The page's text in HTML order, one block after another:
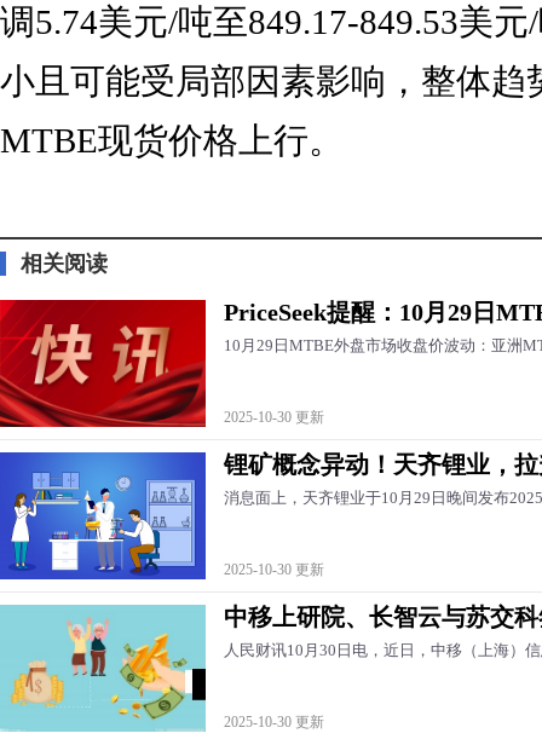
调5.74美元/吨至849.17-849.53美
小且可能受局部因素影响，整体趋
MTBE现货价格上行。
相关阅读
PriceSeek提醒：10月29日
10月29日MTBE外盘市场收盘价波动：亚洲
2025-10-30 更新
锂矿概念异动！天齐锂业，
消息面上，天齐锂业于10月29日晚间发布
2025-10-30 更新
中移上研院、长智云与苏交
人民财讯10月30日电，近日，中移（上海）
2025-10-30 更新